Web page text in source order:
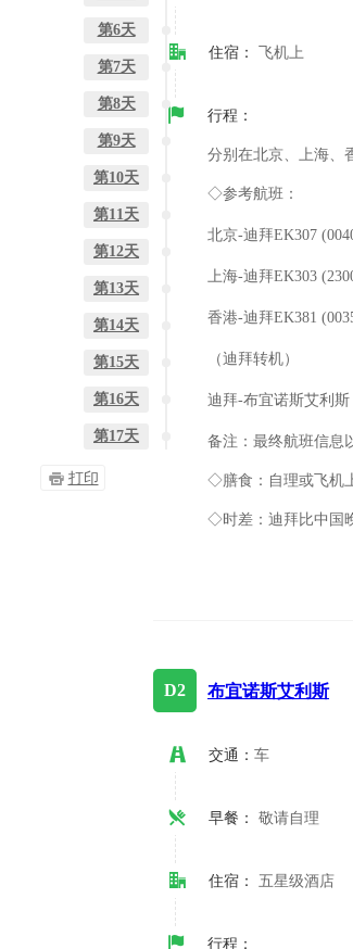
住宿： 飞机上
行程：
分别在北京、上海、
◇参考航班：
北京-迪拜EK307
上海-迪拜EK303
香港-迪拜EK381
（迪拜转机）
迪拜-布宜诺斯艾利斯
备注：最终航班信息
◇膳食：自理或飞
◇时差： 迪拜比中国
D2 布宜诺斯艾利斯
交通： 车
早餐： 敬请自理
住宿： 五星级酒店
行程：
第6天
第7天
第8天
第9天
第10天
第11天
第12天
第13天
第14天
第15天
第16天
第17天
打印